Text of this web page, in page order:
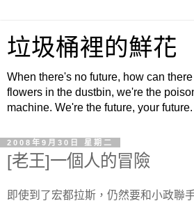
垃圾桶裡的鮮花
When there's no future, how can
flowers in the dustbin, we're the
machine. We're the future, your future.
2008年9月30日 星期二
[老王]一個人的冒險
即使到了宏都拉斯，仍然要和小政聯